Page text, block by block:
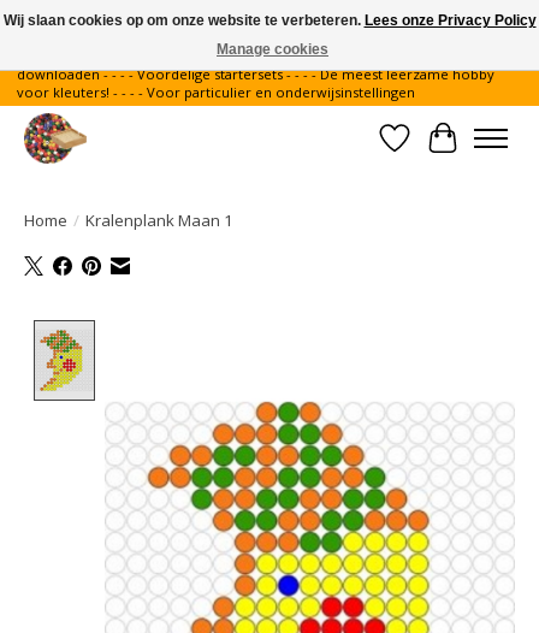
Gratis verzending binnen Nederland - - - - Legvoorbeelden gratis te
downloaden - - - - Voordelige startersets - - - - De meest leerzame hobby
voor kleuters! - - - - Voor particulier en onderwijsinstellingen
Verlanglijst
Home / Kralenplank Maan 1
Wij slaan cookies op om onze website te verbeteren. Lees onze Privacy Policy
Manage cookies